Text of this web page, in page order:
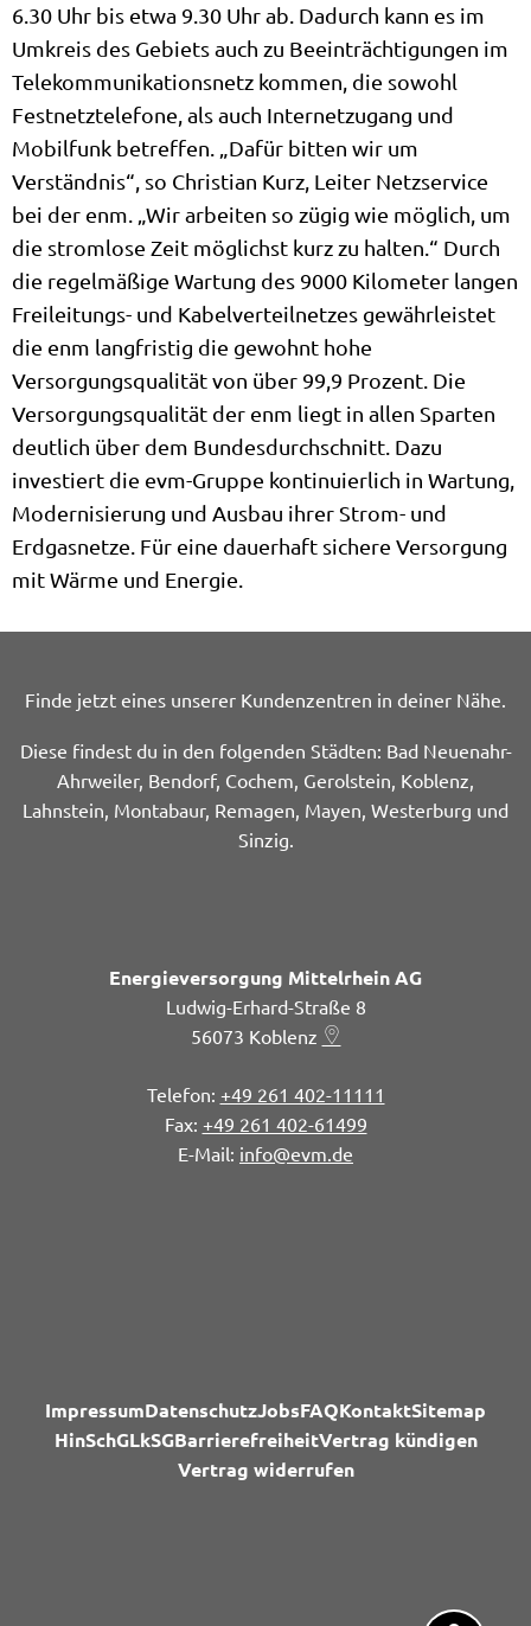
6.30 Uhr bis etwa 9.30 Uhr ab. Dadurch kann es im
Umkreis des Gebiets auch zu Beeinträchtigungen im
Telekommunikationsnetz kommen, die sowohl
Festnetztelefone, als auch Internetzugang und
Mobilfunk betreffen. „Dafür bitten wir um
Verständnis“, so Christian Kurz, Leiter Netzservice
bei der enm. „Wir arbeiten so zügig wie möglich, um
die stromlose Zeit möglichst kurz zu halten.“ Durch
die regelmäßige Wartung des 9000 Kilometer langen
Freileitungs- und Kabelverteilnetzes gewährleistet
die enm langfristig die gewohnt hohe
Versorgungsqualität von über 99,9 Prozent. Die
Versorgungsqualität der enm liegt in allen Sparten
deutlich über dem Bundesdurchschnitt. Dazu
investiert die evm-Gruppe kontinuierlich in Wartung,
Modernisierung und Ausbau ihrer Strom- und
Erdgasnetze. Für eine dauerhaft sichere Versorgung
mit Wärme und Energie.
Finde jetzt eines unserer Kundenzentren in deiner Nähe.
Diese findest du in den folgenden Städten: Bad Neuenahr-
Ahrweiler, Bendorf, Cochem, Gerolstein, Koblenz,
Lahnstein, Montabaur, Remagen, Mayen, Westerburg und
Sinzig.
Energieversorgung Mittelrhein AG
Ludwig-Erhard-Straße 8
56073 Koblenz
+49 261 402-11111
+49 261 402-61499
info@evm.de
ImpressumDatenschutzJobsFAQKontaktSitemap
HinSchGLkSGBarrierefreiheitVertrag kündigen
Vertrag widerrufen